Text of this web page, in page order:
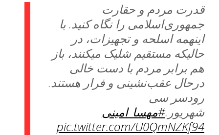
قدرت مردم و حقارت
جمهوری‌اسلامی را نگاه کنید. با
اینهمه اسلحه و تجهیزات، در
حالیکه مستقیم شلیک میکنند، باز
هم برابر مردم با دست خالی
درحال عقب‌نشینی و فرار هستند.
رودسر سی
شهریور.#مهسا_امینی
pic.twitter.com/U0QmNZKf94